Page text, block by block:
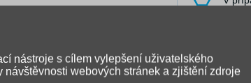
nástroje s cílem vylepšení uživatelského
webových stránek a zjištění zdroje